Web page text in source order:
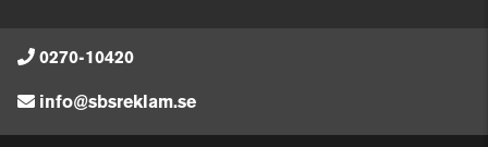
0270-10420
info@sbsreklam.se